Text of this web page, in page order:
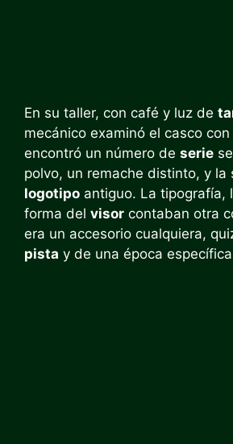
En su taller, con café y luz de
mecánico examinó el casco con
encontró un número de serie
polvo, un remache distinto, y la
logotipo antiguo. La tipografía,
forma del visor contaban otra
era un accesorio cualquiera,
pista y de una época